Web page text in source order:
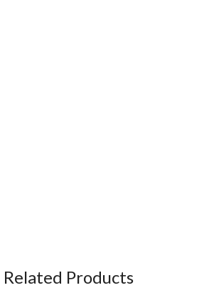
Related Products